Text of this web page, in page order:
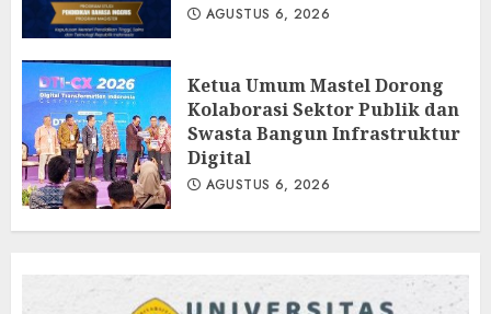
AGUSTUS 6, 2026
Ketua Umum Mastel Dorong
Kolaborasi Sektor Publik dan
Swasta Bangun Infrastruktur
Digital
AGUSTUS 6, 2026